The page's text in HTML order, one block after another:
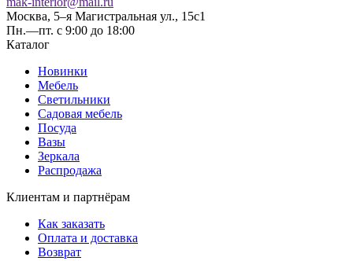
Москва, 5–я Магистральная ул., 15с1
Пн.—пт. с 9:00 до 18:00
Каталог
Новинки
Мебель
Светильники
Садовая мебель
Посуда
Вазы
Зеркала
Распродажа
Клиентам и партнёрам
Как заказать
Оплата и доставка
Возврат